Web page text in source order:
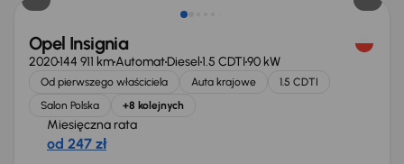
Opel Insignia
2020144 911 kmAutomatDiesel1.5 CDTI90 kW
Od pierwszego właściciela Auta krajowe
1.5 CDTI
Salon Polska
+8 kolejnych
Miesięczna rata
od 247 zł